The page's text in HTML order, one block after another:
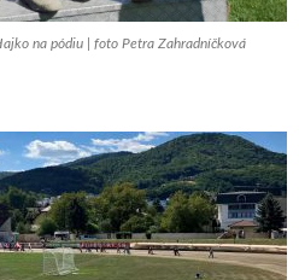
na pódiu | foto Petra Zahradníčková